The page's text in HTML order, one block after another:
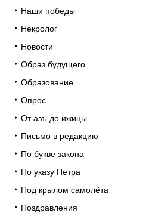
Наши победы
Некролог
Новости
Образ будущего
Образование
Опрос
От азъ до ижицы
Письмо в редакцию
По букве закона
По указу Петра
Под крылом самолёта
Поздравления